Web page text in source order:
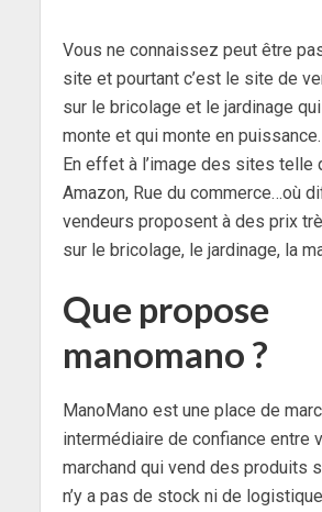
Vous ne connaissez peut être
site et pourtant c’est le site de
sur le bricolage et le jardinage
monte et qui monte en puissance.
En effet à l’image des sites telle
Amazon, Rue du commerce…où
vendeurs proposent à des prix
sur le bricolage, le jardinage, la
Que propose
manomano ?
ManoMano est une place de
intermédiaire de confiance entre
marchand qui vend des produits
n’y a pas de stock ni de